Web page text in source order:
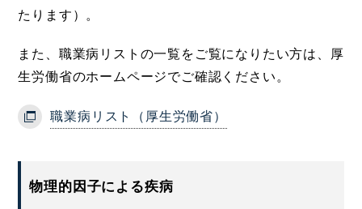
たります）。
また、職業病リストの一覧をご覧になりたい方は、厚
生労働省のホームページでご確認ください。
職業病リスト（厚生労働省）
物理的因子による疾病